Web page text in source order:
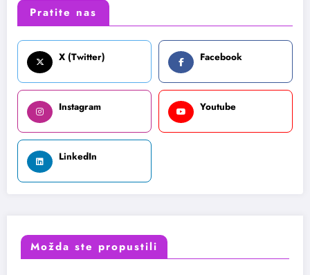
Pratite nas
X (Twitter) Facebook
Instagram Youtube
LinkedIn
Možda ste propustili